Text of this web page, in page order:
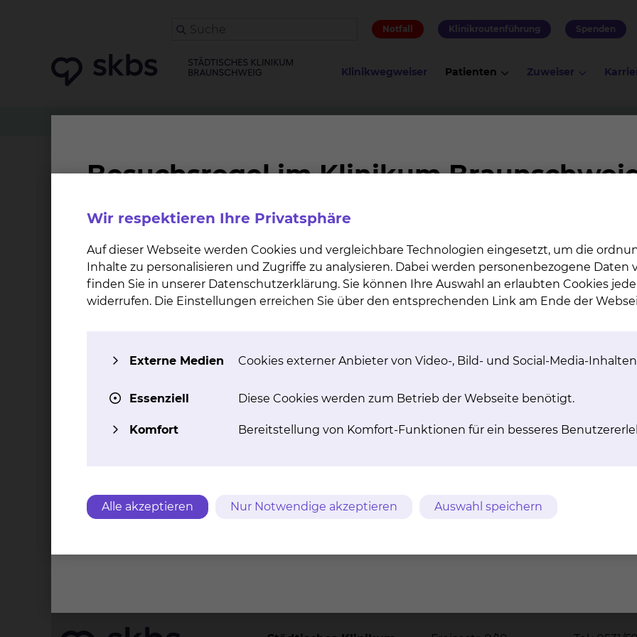
Notfall Klinikroutenführung Spenden
Klinikwegweiser Patienten Zuweiser
NAPOLEON: Beobachtungstudie zu APL
Worum geht es bei der Studie?
Nationale Beobachtungsstudie zur akuten Promyelozytenleukämie (APL).
Wie ist der Status der Studie?
Wir respektieren Ihre Privatsphäre
Auf dieser Webseite werden Cookies und vergleichbare Technologien eingesetzt, um die
Inhalte zu personalisieren und Zugriffe zu analysieren. Dabei werden personenbezogene Daten
finden Sie in unserer Datenschutzerklärung. Sie können Ihre Auswahl an erlaubten Cookies
widerrufen. Die Einstellungen erreichen Sie über den entsprechenden Link am Ende der
Externe Medien Cookies externer Anbieter von Video-, Bild- und Social-Media-
Essenziell Diese Cookies werden zum Betrieb der Webseite benötigt.
Komfort Bereitstellung von Komfort-Funktionen für ein besseres
Alle akzeptieren Nur Notwendige akzeptieren Auswahl speichern